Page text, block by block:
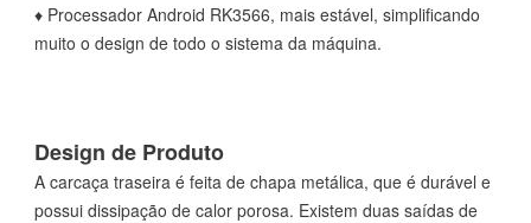
♦ Processador Android RK3566, mais estável, simplificando
muito o design de todo o sistema da máquina.
Design de Produto
A carcaça traseira é feita de chapa metálica, que é durável e
possui dissipação de calor porosa. Existem duas saídas de